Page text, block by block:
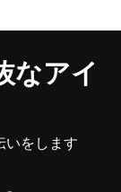
なアイ
いをします